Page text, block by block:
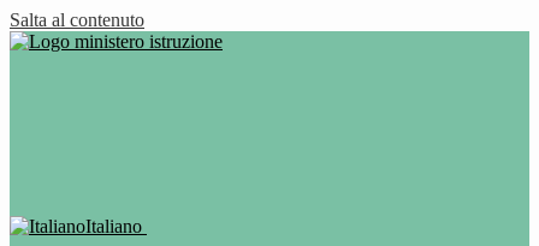
Salta al contenuto
Italiano